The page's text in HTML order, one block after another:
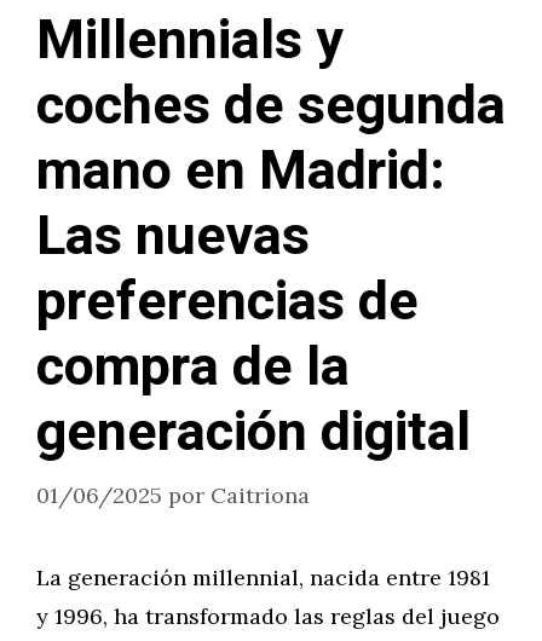
Millennials y
coches de segunda
mano en Madrid:
Las nuevas
preferencias de
compra de la
generación digital
01/06/2025 por Caitriona
La generación millennial, nacida entre 1981
y 1996, ha transformado las reglas del juego